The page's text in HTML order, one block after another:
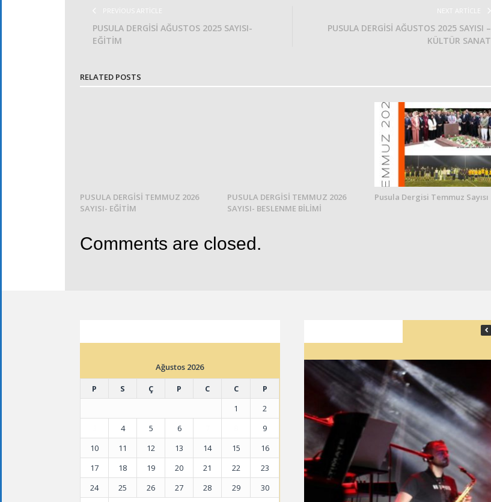
PREVIOUS ARTICLE
PUSULA DERGİSİ AĞUSTOS 2025 SAYISI-
EĞİTİM
NEXT ARTICLE
PUSULA DERGİSİ AĞUSTOS 2025 SAYISI –
KÜLTÜR SANAT
RELATED POSTS
PUSULA DERGİSİ TEMMUZ 2026
SAYISI- EĞİTİM
PUSULA DERGİSİ TEMMUZ 2026
SAYISI- BESLENME BİLİMİ
Pusula Dergisi Temmuz Sayısı
Comments are closed.
Ağustos 2026
P
S Ç P C C
P
1
2
4 5 6
9
10
11 12 13 14 15
16
17
18 19 20 21 22
23
24
25 26 27 28 29
30